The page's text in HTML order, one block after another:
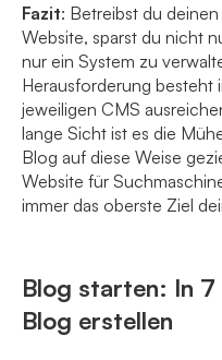
Fazit: Betreibst du
Website, sparst du nicht
nur ein System zu
Herausforderung besteht
jeweiligen CMS
lange Sicht ist es die
Blog auf diese Weise
Website für
immer das oberste Ziel
Blog starten: In
Blog erstellen